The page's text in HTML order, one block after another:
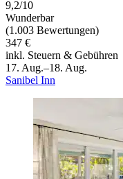
9,2/10
Wunderbar
(1.003 Bewertungen)
347 €
inkl. Steuern & Gebühren
17. Aug.–18. Aug.
Sanibel Inn